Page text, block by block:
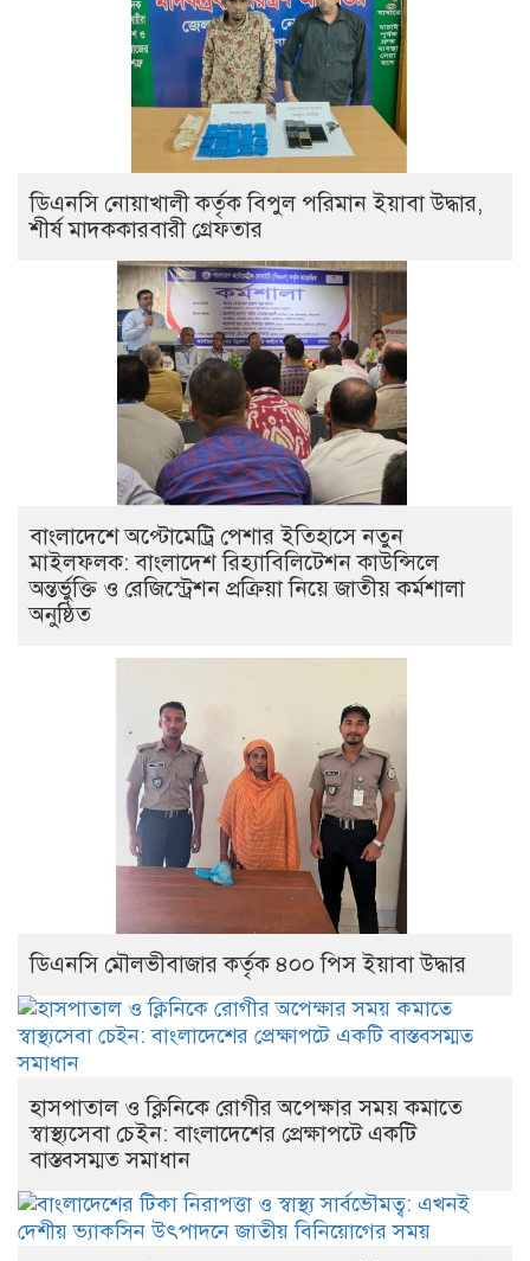
ডিএনসি নোয়াখালী কর্তৃক বিপুল পরিমান ইয়াবা উদ্ধার,
শীর্ষ মাদককারবারী গ্রেফতার
বাংলাদেশে অপ্টোমেট্রি পেশার ইতিহাসে নতুন
মাইলফলক: বাংলাদেশ রিহ্যাবিলিটেশন কাউন্সিলে
অন্তর্ভুক্তি ও রেজিস্ট্রেশন প্রক্রিয়া নিয়ে জাতীয় কর্মশালা
অনুষ্ঠিত
ডিএনসি মৌলভীবাজার কর্তৃক ৪০০ পিস ইয়াবা উদ্ধার
হাসপাতাল ও ক্লিনিকে রোগীর অপেক্ষার সময় কমাতে
স্বাস্থ্যসেবা চেইন: বাংলাদেশের প্রেক্ষাপটে একটি
বাস্তবসম্মত সমাধান